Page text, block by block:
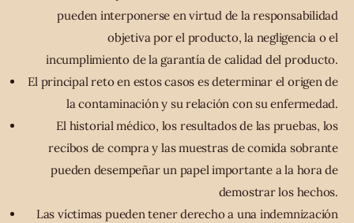
pueden interponerse en virtud de la responsabilidad
objetiva por el producto, la negligencia o el
incumplimiento de la garantía de calidad del producto.
El principal reto en estos casos es determinar el origen de
la contaminación y su relación con su enfermedad.
El historial médico, los resultados de las pruebas, los
recibos de compra y las muestras de comida sobrante
pueden desempeñar un papel importante a la hora de
demostrar los hechos.
Las víctimas pueden tener derecho a una indemnización